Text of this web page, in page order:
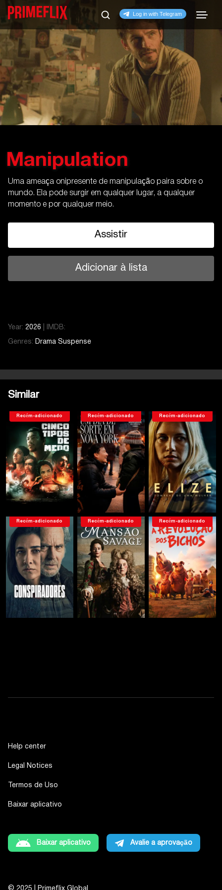
Manipulation
Uma ameaça onipresente de manipulação paira sobre o
mundo. Ela pode surgir em qualquer lugar, a qualquer
momento e por qualquer meio.
Assistir
Adicionar à lista
Year: 2026 IMDB:
Genres: Drama Suspense
Similar
Recém-adicionado Recém-adicionado Recém-adicionado
Recém-adicionado Recém-adicionado Recém-adicionado
Help center
Legal Notices
Termos de Uso
Baixar aplicativo
Baixar aplicativo Avalie a aprovação